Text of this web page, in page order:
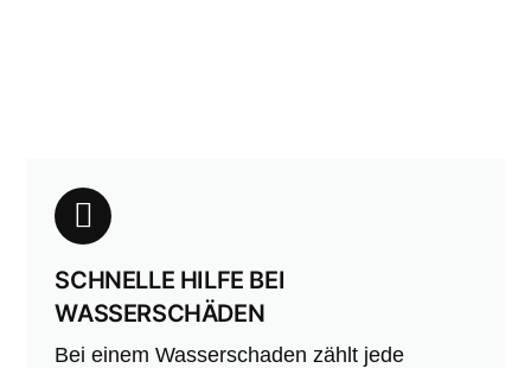
SCHNELLE HILFE BEI
WASSERSCHÄDEN
Bei einem Wasserschaden zählt jede